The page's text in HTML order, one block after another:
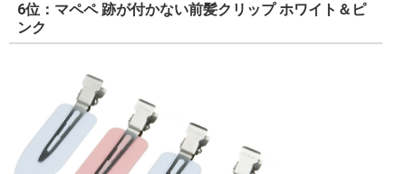
6位：マペペ 跡が付かない前髪クリップ ホワイト＆ピ
ンク